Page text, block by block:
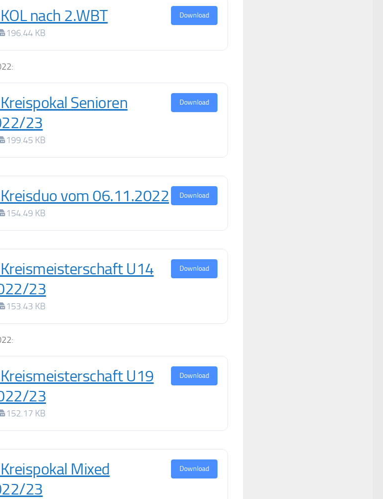
nach 2.WBT
196.44 KB
Download
Senioren
23
199.45 KB
Download
vom 06.11.2022
154.49 KB
Download
U14
23
153.43 KB
Download
U19
23
152.17 KB
Download
Mixed
23
Download